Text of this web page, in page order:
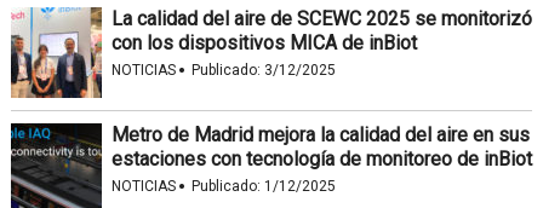
La calidad del aire de SCEWC 2025 se monitorizó
con los dispositivos MICA de inBiot
NOTICIAS · Publicado: 3/12/2025
Metro de Madrid mejora la calidad del aire en sus
estaciones con tecnología de monitoreo de inBiot
NOTICIAS · Publicado: 1/12/2025